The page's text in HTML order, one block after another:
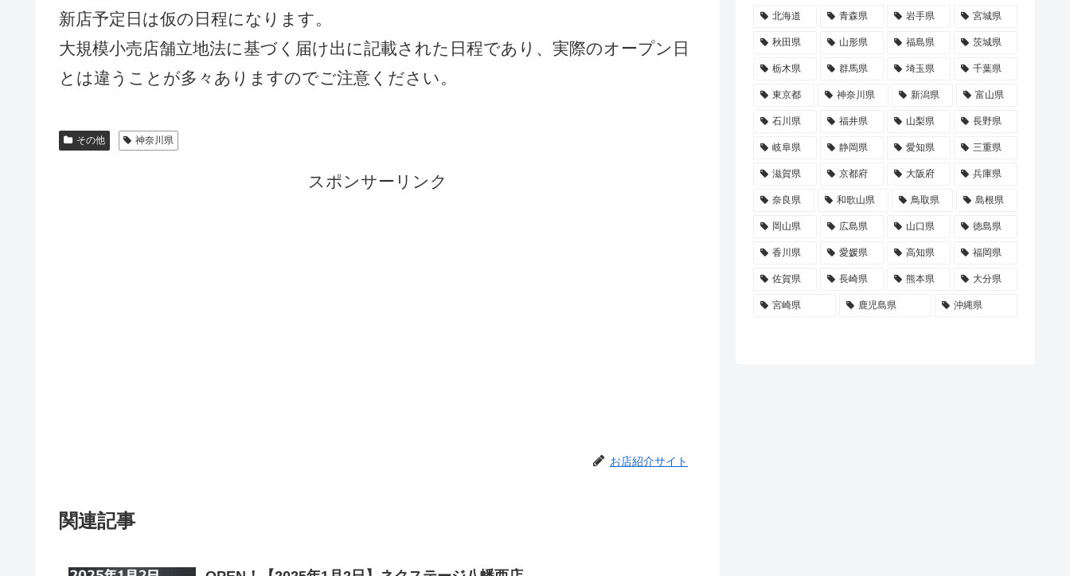
新店予定日は仮の日程になります。
大規模小売店舗立地法に基づく届け出に記載された日程であり、実際のオープン日
とは違うことが多々ありますのでご注意ください。
その他 神奈川県
スポンサーリンク
お店紹介サイト
関連記事
北海道 青森県 岩手県 宮城県
秋田県 山形県 福島県 茨城県
栃木県 群馬県 埼玉県 千葉県
東京都 神奈川県 新潟県 富山県
石川県 福井県 山梨県 長野県
岐阜県 静岡県 愛知県 三重県
滋賀県 京都府 大阪府 兵庫県
奈良県 和歌山県 鳥取県 島根県
岡山県 広島県 山口県 徳島県
香川県 愛媛県 高知県 福岡県
佐賀県 長崎県 熊本県 大分県
宮崎県 鹿児島県 沖縄県